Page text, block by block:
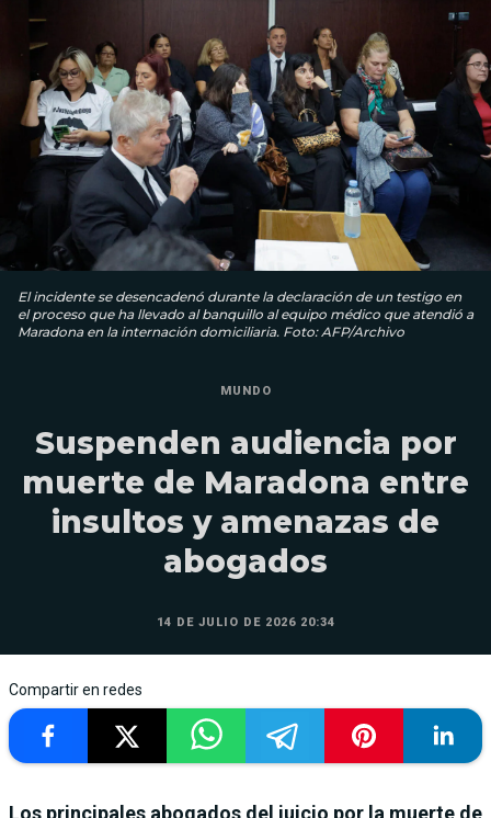
El incidente se desencadenó durante la declaración de un testigo en
el proceso que ha llevado al banquillo al equipo médico que atendió a
Maradona en la internación domiciliaria. Foto: AFP/Archivo
MUNDO
Suspenden audiencia por
muerte de Maradona entre
insultos y amenazas de
abogados
14 DE JULIO DE 2026 20:34
Compartir en redes
Los principales abogados del juicio por la muerte de